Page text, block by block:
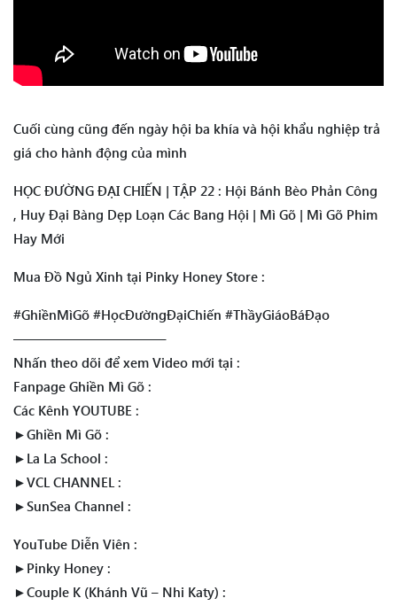
Cuối cùng cũng đến ngày hội ba khía và hội khẩu nghiệp trả
giá cho hành động của mình
HỌC ĐƯỜNG ĐẠI CHIẾN | TẬP 22 : Hội Bánh Bèo Phản Công
, Huy Đại Bàng Dẹp Loạn Các Bang Hội | Mì Gõ | Mì Gõ Phim
Hay Mới
Mua Đồ Ngủ Xinh tại Pinky Honey Store :
#GhiềnMìGõ #HọcĐườngĐạiChiến #ThầyGiáoBáĐạo
———————————–
Nhấn theo dõi để xem Video mới tại :
Fanpage Ghiền Mì Gõ :
Các Kênh YOUTUBE :
►Ghiền Mì Gõ :
►La La School :
►VCL CHANNEL :
►SunSea Channel :
YouTube Diễn Viên :
►Pinky Honey :
►Couple K (Khánh Vũ – Nhi Katy) :